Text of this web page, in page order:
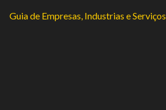
Guia de Empresas, Industrias e